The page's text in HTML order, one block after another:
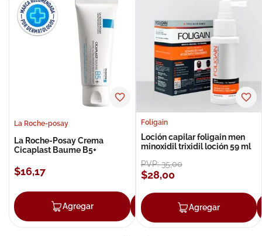
La Roche-posay
La Roche-Posay Crema
Cicaplast Baume B5+
$16,17
Agregar Agregar
Foligain
Loción capilar foligain men
minoxidil trixidil loción 59 ml
PVP:35,00
$28,00
Agregar